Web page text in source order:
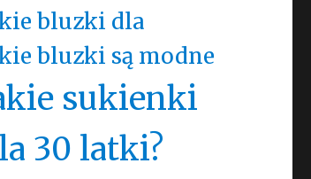
bluzki dla
bluzki są modne
sukienki
30 latki?